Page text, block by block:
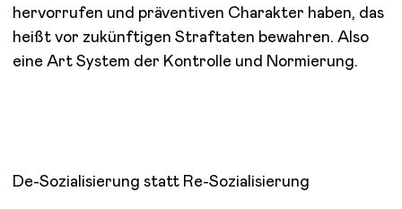
hervorrufen und präventiven Charakter haben, das
heißt vor zukünftigen Straftaten bewahren. Also
eine Art System der Kontrolle und Normierung.
De-Sozialisierung statt Re-Sozialisierung